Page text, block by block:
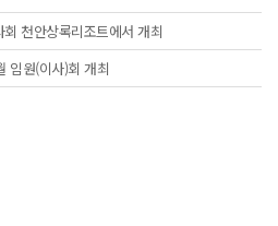
회 천안상록리조트에서 개최
임원(이사)회 개최